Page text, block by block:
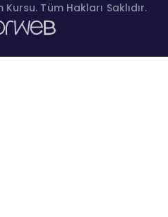
Tüm Hakları Saklıdır.